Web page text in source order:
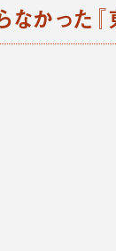
なかった